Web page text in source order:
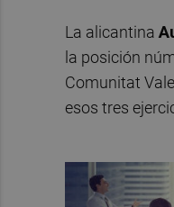
La alicantina
la posición
Comunitat
esos tres